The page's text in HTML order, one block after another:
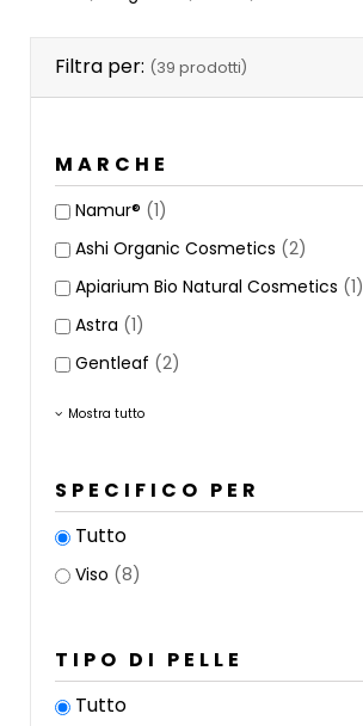
Filtra per: (39 prodotti)
MARCHE
Namur® (1)
Ashi Organic Cosmetics (2)
Apiarium Bio Natural Cosmetics (1)
Astra (1)
Gentleaf (2)
Mostra tutto
SPECIFICO PER
Tutto
Viso (8)
TIPO DI PELLE
Tutto